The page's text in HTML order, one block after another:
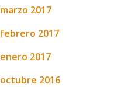
marzo 2017
febrero 2017
enero 2017
octubre 2016